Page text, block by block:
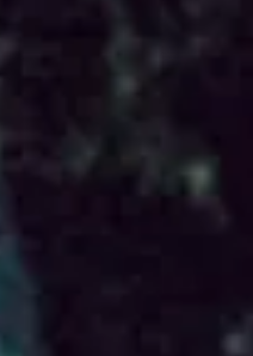
No events on sale